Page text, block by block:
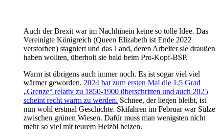
Auch der Brexit war im Nachhinein keine so tolle Idee. Das
Vereinigte Königreich (Queen Elizabeth ist Ende 2022
verstorben) stagniert und das Land, deren Arbeiter sie draußen
haben wollten, überholt sie bald beim Pro-Kopf-BSP.
Warm ist übrigens auch immer noch. Es ist sogar viel viel
wärmer geworden. 2024 hat zum ersten Mal die 1,5 Grad
„Grenze“ relativ zu 1850-1900 überschritten und auch 2025
scheint recht warm zu werden. Schnee, der liegen bleibt, ist
nun wohl erstmal Geschichte. Skifahren im Februar war Sülze
zwischen grünen Wiesen. Dafür muss man wenigsten nicht
mehr so viel mit teurem Heizöl heizen.